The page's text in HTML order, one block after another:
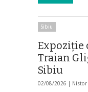
Sibiu
Expoziție
Traian
Sibiu
02/08/2026 | Nistor